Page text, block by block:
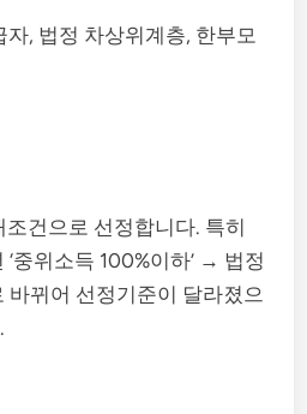
, 법정 차상위계층, 한부모
건으로 선정합니다. 특히
중위소득 100%이하’ → 법정
뀌어 선정기준이 달라졌으